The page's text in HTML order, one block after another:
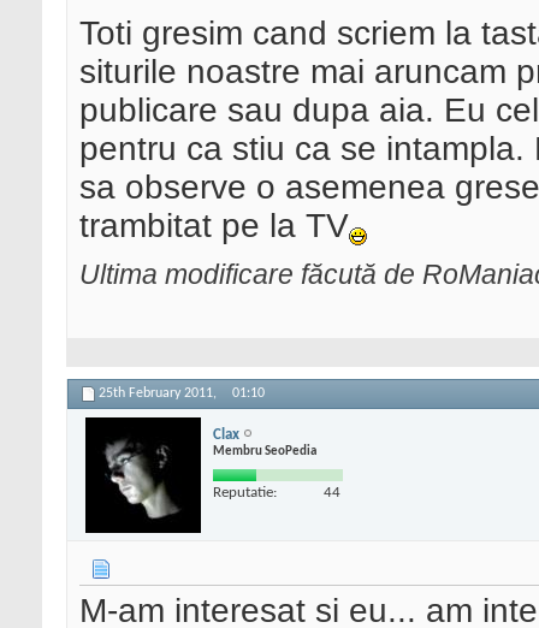
Toti gresim cand scriem la
siturile noastre mai aruncam
publicare sau dupa aia. Eu
pentru ca stiu ca se
sa observe o asemenea
trambitat pe la TV
Ultima modificare făcută de
25th February 2011, 01:10
Clax
Membru SeoPedia
Reputatie: 44
M-am interesat si eu... am